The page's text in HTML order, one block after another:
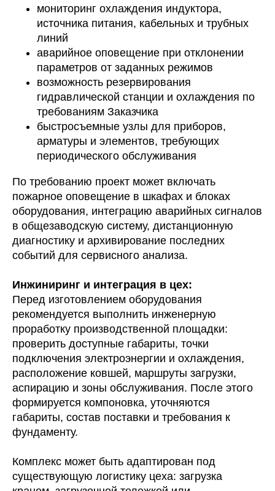
мониторинг охлаждения индуктора,
источника питания, кабельных и трубных
линий
аварийное оповещение при отклонении
параметров от заданных режимов
возможность резервирования
гидравлической станции и охлаждения по
требованиям Заказчика
быстросъемные узлы для приборов,
арматуры и элементов, требующих
периодического обслуживания
По требованию проект может включать
пожарное оповещение в шкафах и блоках
оборудования, интеграцию аварийных сигналов
в общезаводскую систему, дистанционную
диагностику и архивирование последних
событий для сервисного анализа.
Инжиниринг и интеграция в цех:
Перед изготовлением оборудования
рекомендуется выполнить инженерную
проработку производственной площадки:
проверить доступные габариты, точки
подключения электроэнергии и охлаждения,
расположение ковшей, маршруты загрузки,
аспирацию и зоны обслуживания. После этого
формируется компоновка, уточняются
габариты, состав поставки и требования к
фундаменту.
Комплекс может быть адаптирован под
существующую логистику цеха: загрузка